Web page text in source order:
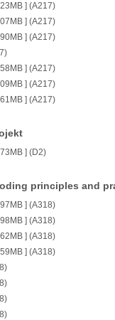
] (A217)
] (A217)
] (A217)
] (A217)
] (A217)
] (A217)
] (D2)
principles and
] (A318)
] (A318)
] (A318)
] (A318)